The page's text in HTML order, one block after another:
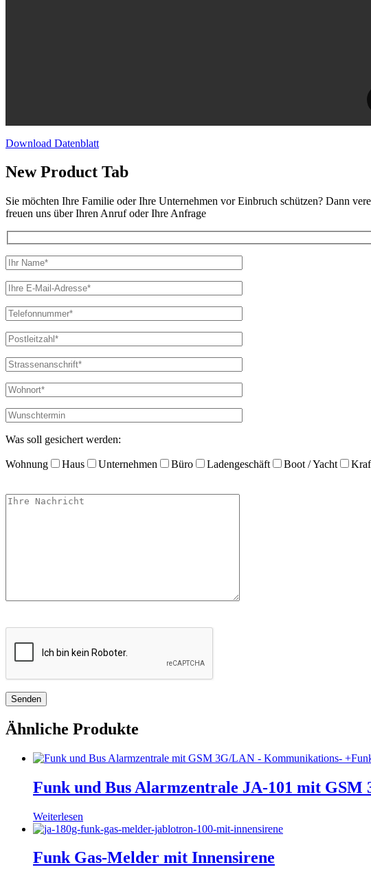
Download Datenblatt
New Product Tab
Sie möchten Ihre Familie oder Ihre Unternehmen vor Einbruch schützen? Dann
freuen uns über Ihren Anruf oder Ihre Anfrage
Was soll gesichert werden:
Wohnung Haus Unternehmen Büro Ladengeschäft Boot / Yacht
Ähnliche Produkte
Funk und Bus Alarmzentrale JA-101 mit
Weiterlesen
Funk Gas-Melder mit Innensirene